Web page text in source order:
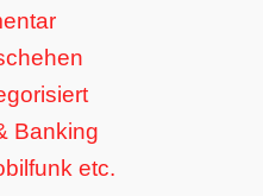
Banking
etc.